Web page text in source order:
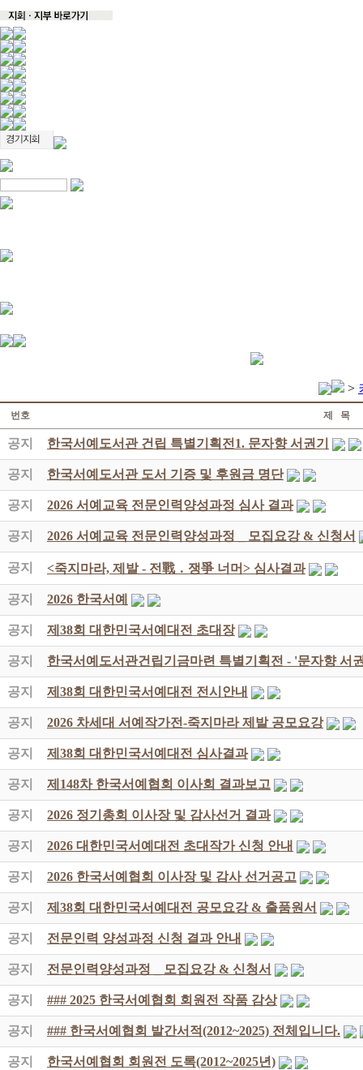
>
번호 제 목
공지 한국서예도서관 건립 특별기획전1. 문자향 서권기
공지 한국서예도서관 도서 기증 및 후원금 명단
공지 2026 서예교육 전문인력양성과정 심사 결과
공지 2026 서예교육 전문인력양성과정 _ 모집요강 & 신청서
공지 <죽지마라, 제발 - 전戰 ․ 쟁爭 너머> 심사결과
공지 2026 한국서예
공지 제38회 대한민국서예대전 초대장
공지 한국서예도서관건립기금마련 특별기획전 - '문자향 서
공지 제38회 대한민국서예대전 전시안내
공지 2026 차세대 서예작가전-죽지마라 제발 공모요강
공지 제38회 대한민국서예대전 심사결과
공지 제148차 한국서예협회 이사회 결과보고
공지 2026 정기총회 이사장 및 감사선거 결과
공지 2026 대한민국서예대전 초대작가 신청 안내
공지 2026 한국서예협회 이사장 및 감사 선거공고
공지 제38회 대한민국서예대전 공모요강 & 출품원서
공지 전문인력 양성과정 신청 결과 안내
공지 전문인력양성과정 _ 모집요강 & 신청서
공지 ### 2025 한국서예협회 회원전 작품 감상
공지 ### 한국서예협회 발간서적(2012~2025) 전체입니다.
공지 한국서예협회 회원전 도록(2012~2025년)